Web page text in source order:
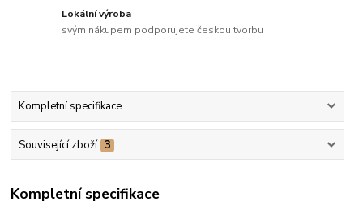
Lokální výroba
svým nákupem podporujete českou tvorbu
Kompletní specifikace
Související zboží 3
Kompletní specifikace